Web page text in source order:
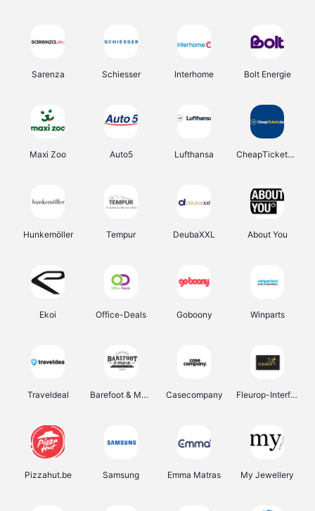
Sarenza Schiesser Interhome Bolt Energie
Maxi Zoo Auto5 Lufthansa CheapTickets.be
Hunkemöller Tempur DeubaXXL About You
Ekoi Office-Deals Goboony Winparts
Traveldeal Barefoot & More Casecompany Fleurop-Interflora
Pizzahut.be Samsung Emma Matras My Jewellery